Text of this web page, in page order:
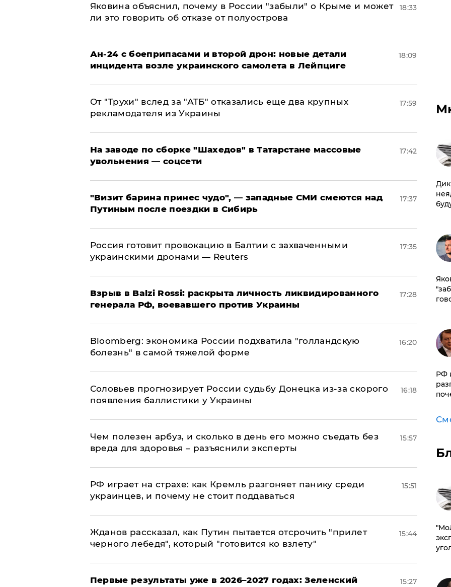
Яковина объяснил, почему в России "забыли" о Крыме и может
ли это говорить об отказе от полуострова
18:33
Ан-24 с боеприпасами и второй дрон: новые детали
инцидента возле украинского самолета в Лейпциге
18:09
От "Трухи" вслед за "АТБ" отказались еще два крупных
рекламодателя из Украины
17:59
На заводе по сборке "Шахедов" в Татарстане массовые
увольнения — соцсети
17:42
"Визит барина принес чудо", — западные СМИ смеются над
Путиным после поездки в Сибирь
17:37
​Россия готовит провокацию в Балтии с захваченными
украинскими дронами — Reuters
17:35
​Взрыв в Balzi Rossi: раскрыта личность ликвидированного
генерала РФ, воевавшего против Украины
17:28
Bloomberg: экономика России подхватила "голландскую
болезнь" в самой тяжелой форме
16:20
Соловьев прогнозирует России судьбу Донецка из-за скорого
появления баллистики у Украины
16:18
Чем полезен арбуз, и сколько в день его можно съедать без
вреда для здоровья – разъяснили эксперты
15:57
РФ играет на страхе: как Кремль разгоняет панику среди
украинцев, и почему не стоит поддаваться
15:51
Жданов рассказал, как Путин пытается отсрочить "прилет
черного лебедя", который "готовится ко взлету"
15:44
Первые результаты уже в 2026–2027 годах: Зеленский
15:27
РФ